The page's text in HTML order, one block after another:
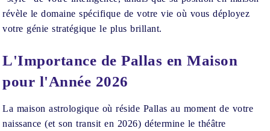
révèle le domaine spécifique de votre vie où vous déployez
votre génie stratégique le plus brillant.
L'Importance de Pallas en Maison
pour l'Année 2026
La maison astrologique où réside Pallas au moment de votre
naissance (et son transit en 2026) détermine le théâtre